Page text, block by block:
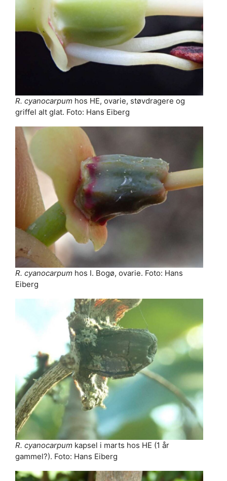
R. cyanocarpum hos HE, ovarie, støvdragere og
griffel alt glat. Foto: Hans Eiberg
R. cyanocarpum hos I. Bogø, ovarie. Foto: Hans
Eiberg
R. cyanocarpum kapsel i marts hos HE (1 år
gammel?). Foto: Hans Eiberg